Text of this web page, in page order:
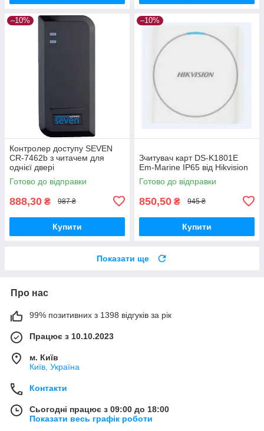
–10%
Контролер доступу SEVEN
CR-7462b з читачем для
однієї двері
Готово до відправки
888,30 ₴ 987 ₴
Купити
–10%
Зчитувач карт DS-K1801E
Em-Marine IP65 від Hikvision
Готово до відправки
850,50 ₴ 945 ₴
Купити
Показати ще
Про нас
99% позитивних з 1398 відгуків за рік
Працює з 10.10.2023
м. Київ
Київ, Україна
Контакти
Сьогодні працює з 09:00 до 18:00
Показати весь графік роботи